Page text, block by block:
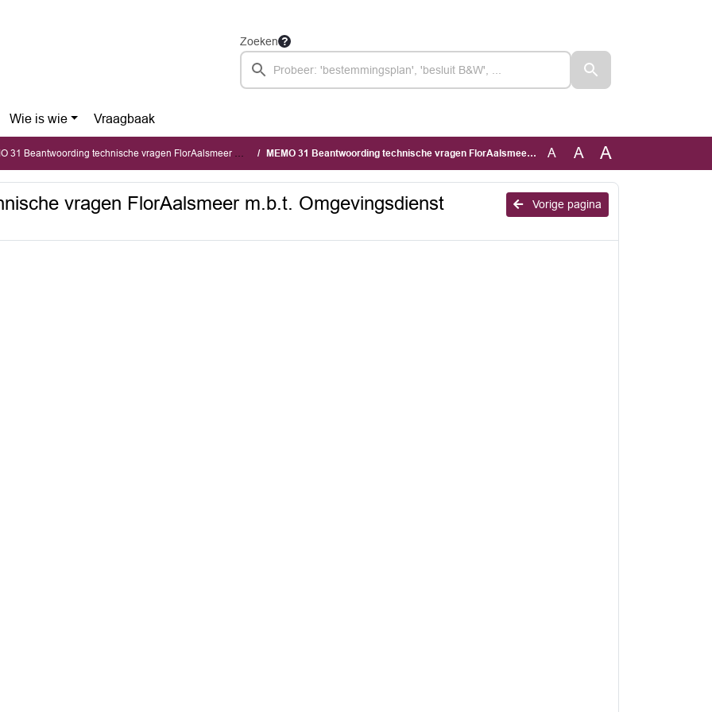
Zoeken
Wie is wie Vraagbaak
Beantwoording technische vragen FlorAalsmeer m.b.t. Omgevingsdienst Noordzeekanaalgebied MEMO 31 Beantwoording technische vragen FlorAalsmeer m.b.t. Omgevingsdienst Noordzeekanaalgebied A A A
Vorige pagina
vragen FlorAalsmeer m.b.t. Omgevingsdienst